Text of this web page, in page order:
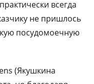
всегда
не пришлось
посудомоечную
(Якушкина